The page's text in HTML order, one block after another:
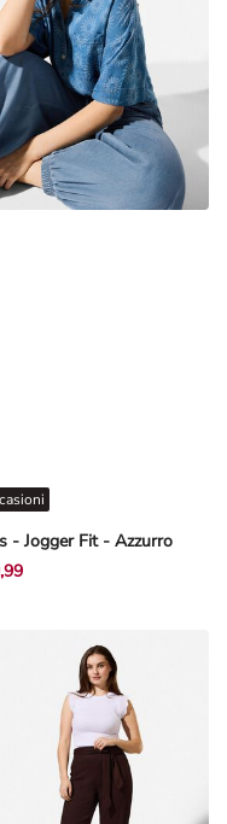
- Jogger Fit - Azzurro